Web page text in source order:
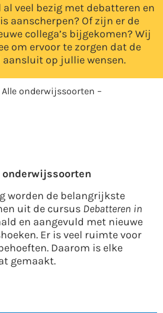
veel bezig met debatteren en
aanscherpen? Of zijn er de
collega’s bijgekomen? Wij
om ervoor te zorgen dat de
op jullie wensen.
Alle onderwijssoorten –
worden de belangrijkste
uit de cursus Debatteren in
en aangevuld met nieuwe
Er is veel ruimte voor
Daarom is elke
gemaakt.